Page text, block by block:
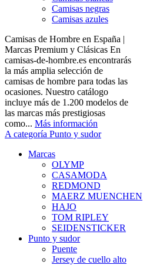
Camisas negras
Camisas azules
Camisas de Hombre en España |
Marcas Premium y Clásicas En
camisas-de-hombre.es encontrarás
la más amplia selección de
camisas de hombre para todas las
ocasiones. Nuestro catálogo
incluye más de 1.200 modelos de
las marcas más prestigiosas
como... Más información
A categoría Punto y sudor
Marcas
OLYMP
CASAMODA
REDMOND
MAERZ MUENCHEN
HAJO
TOM RIPLEY
SEIDENSTICKER
Punto y sudor
Puente
Jersey de cuello alto